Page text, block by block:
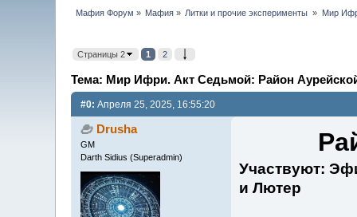
Мафия Форум » Мафия » Литки и прочие эксперименты » Мир
Страницы 2 1 2
Тема: Мир Ифри. Акт Седьмой: Район
#0: Апреля 25, 2025, 16:55:20
Drusha
GM
Darth Sidius (Superadmin)
Участвуют:
и Лютер